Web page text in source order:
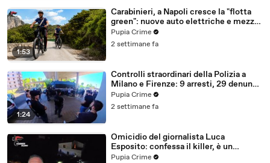
1:53
Carabinieri, a Napoli cresce la "flotta
green": nuove auto elettriche e mezzi
sostenibili anche sulle isole (25.07.26)
Pupia Crime
2 settimane fa
1:24
Controlli straordinari della Polizia a
Milano e Firenze: 9 arresti, 29 denunce
e oltre 7mila persone identificate
(25.07.26)
Pupia Crime
2 settimane fa
Omicidio del giornalista Luca
Esposito: confessa il killer, è un
26enne tunisino (25.07.26)
Pupia Crime